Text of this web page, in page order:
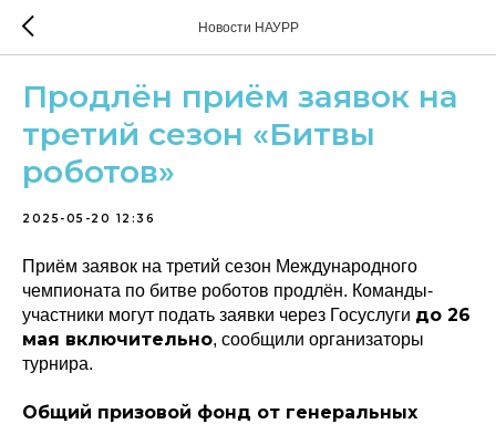
Новости НАУРР
Продлён приём заявок на
третий сезон «Битвы
роботов»
2025-05-20 12:36
Приём заявок на третий сезон Международного
чемпионата по битве роботов продлён. Команды-
участники могут подать заявки через Госуслуги до 26
мая включительно, сообщили организаторы
турнира.
Общий призовой фонд от генеральных